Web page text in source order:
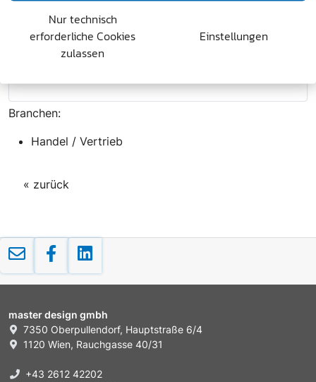
Branchen:
Handel / Vertrieb
« zurück
master design gmbh
7350 Oberpullendorf, Hauptstraße 6/4
1120 Wien, Rauchgasse 40/31
+43 2612 42202
Nur technisch
erforderliche Cookies
zulassen
Einstellungen